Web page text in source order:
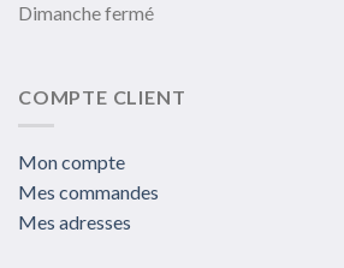
Dimanche fermé
COMPTE CLIENT
Mon compte
Mes commandes
Mes adresses